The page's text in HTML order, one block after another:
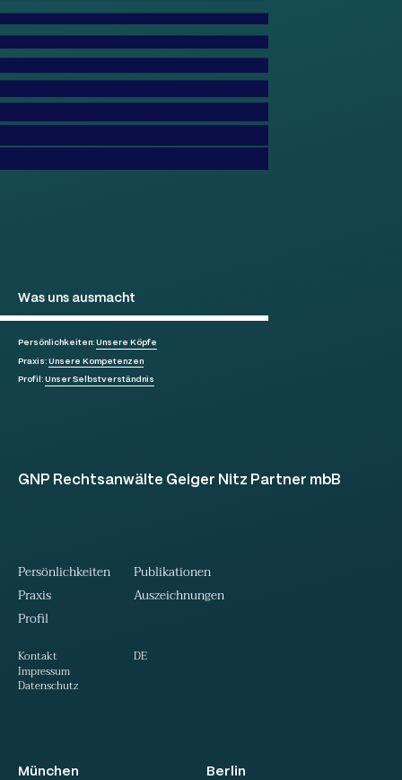
Was uns ausmacht
Persönlichkeiten:Unsere Köpfe
Praxis:Unsere Kompetenzen
Profil:Unser Selbstverständnis
GNP Rechtsanwälte Geiger Nitz Partner mbB
München Berlin
Persönlichkeiten
Praxis
Profil
Kontakt
Impressum
Datenschutz
Publikationen
Auszeichnungen
DE